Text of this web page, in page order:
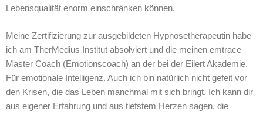
Lebensqualität enorm einschränken können.
Meine Zertifizierung zur ausgebildeten Hypnosetherapeutin habe
ich am TherMedius Institut absolviert und die meinen emtrace
Master Coach (Emotionscoach) an der bei der Eilert Akademie.
Für emotionale Intelligenz. Auch ich bin natürlich nicht gefeit vor
den Krisen, die das Leben manchmal mit sich bringt. Ich kann dir
aus eigener Erfahrung und aus tiefstem Herzen sagen, die